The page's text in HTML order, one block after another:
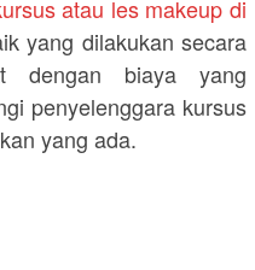
atau les makeup di
yang dilakukan secara
dengan biaya yang
penyelenggara kursus
yang ada.